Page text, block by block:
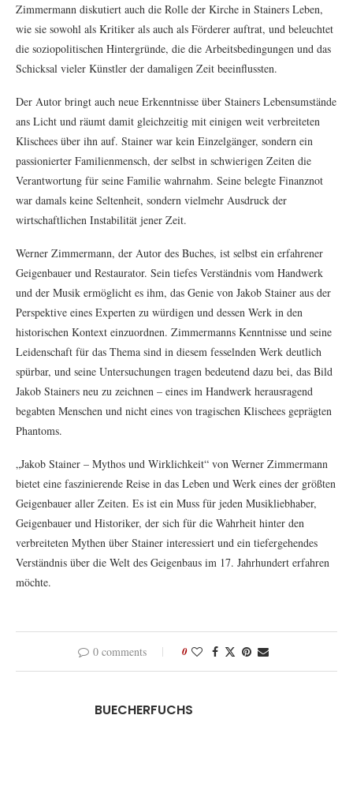
Zimmermann diskutiert auch die Rolle der Kirche in Stainers Leben,
wie sie sowohl als Kritiker als auch als Förderer auftrat, und beleuchtet
die soziopolitischen Hintergründe, die die Arbeitsbedingungen und das
Schicksal vieler Künstler der damaligen Zeit beeinflussten.
Der Autor bringt auch neue Erkenntnisse über Stainers Lebensumstände
ans Licht und räumt damit gleichzeitig mit einigen weit verbreiteten
Klischees über ihn auf. Stainer war kein Einzelgänger, sondern ein
passionierter Familienmensch, der selbst in schwierigen Zeiten die
Verantwortung für seine Familie wahrnahm. Seine belegte Finanznot
war damals keine Seltenheit, sondern vielmehr Ausdruck der
wirtschaftlichen Instabilität jener Zeit.
Werner Zimmermann, der Autor des Buches, ist selbst ein erfahrener
Geigenbauer und Restaurator. Sein tiefes Verständnis vom Handwerk
und der Musik ermöglicht es ihm, das Genie von Jakob Stainer aus der
Perspektive eines Experten zu würdigen und dessen Werk in den
historischen Kontext einzuordnen. Zimmermanns Kenntnisse und seine
Leidenschaft für das Thema sind in diesem fesselnden Werk deutlich
spürbar, und seine Untersuchungen tragen bedeutend dazu bei, das Bild
Jakob Stainers neu zu zeichnen – eines im Handwerk herausragend
begabten Menschen und nicht eines von tragischen Klischees geprägten
Phantoms.
„Jakob Stainer – Mythos und Wirklichkeit“ von Werner Zimmermann
bietet eine faszinierende Reise in das Leben und Werk eines der größten
Geigenbauer aller Zeiten. Es ist ein Muss für jeden Musikliebhaber,
Geigenbauer und Historiker, der sich für die Wahrheit hinter den
verbreiteten Mythen über Stainer interessiert und ein tiefergehendes
Verständnis über die Welt des Geigenbaus im 17. Jahrhundert erfahren
möchte.
0 comments 0
BUECHERFUCHS